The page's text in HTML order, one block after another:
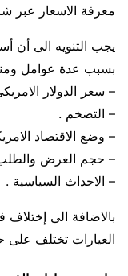
معرفة الاسعار عبر
يجب التنويه الى أن
بسبب عدة عوامل
– سعر الدولار
– التضخم .
– وضع الاقتصاد
– حجم العرض
– الاحداث السياسية .
بالاضافة الى
العيارات تختلف